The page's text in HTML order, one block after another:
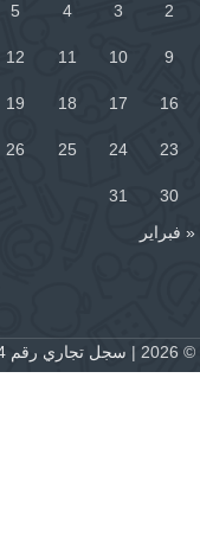
2
3
4
5
9
10
11
12
16
17
18
19
23
24
25
26
30
31
« فبراير
© 2026 | سجل تجاري رقم 4030035014